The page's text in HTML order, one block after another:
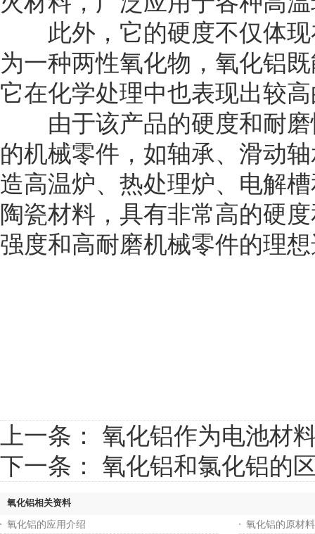
此外，它的硬度不仅体现
为一种两性氧化物，氧化铝
它在化学处理中也表现出较
由于该产品的硬度和耐磨
的机械零件，如轴承、滑动
造高温炉、热处理炉、电解
陶瓷材料，具有非常高的硬
强度和高耐磨机械零件的理
上一条： 氧化铝作为电池材
下一条： 氧化铝和氯化铝的
氧化铝相关资料
氧化铝的应用介绍
氧化铝的原材